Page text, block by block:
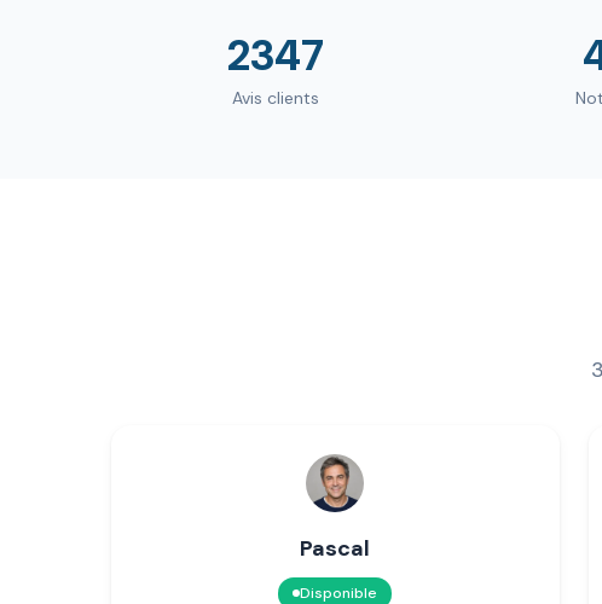
2347
Avis clients
Pascal
Disponible